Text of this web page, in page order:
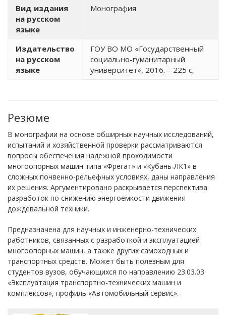
Вид издания
на русском
языке
Монография
Издательство
на русском
языке
ГОУ ВО МО «Государственный
социально-гуманитарный
университет», 2016. – 225 с.
Резюме
В монографии на основе обширных научных исследований,
испытаний и хозяйственной проверки рассматриваются
вопросы обеспечения надежной проходимости
многоопорных машин типа «Фрегат» и «Кубань-ЛК1» в
сложных почвенно-рельефных условиях, даны направления
их решения. Аргументировано раскрывается перспектива
разработок по снижению энергоемкости движения
дождевальной техники.
Предназначена для научных и инженерно-технических
работников, связанных с разработкой и эксплуатацией
многоопорных машин, а также других самоходных и
транспортных средств. Может быть полезным для
студентов вузов, обучающихся по направлению 23.03.03
«Эксплуатация транспортно-технических машин и
комплексов», профиль «Автомобильный сервис».